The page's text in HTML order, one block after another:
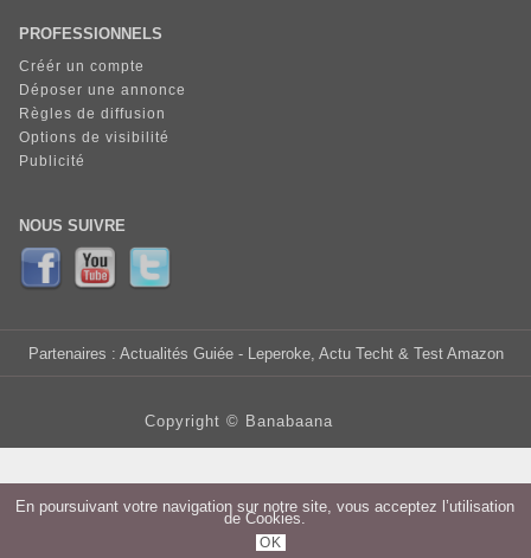
PROFESSIONNELS
Créér un compte
Déposer une annonce
Règles de diffusion
Options de visibilité
Publicité
NOUS SUIVRE
Partenaires : Actualités Guiée- Leperoke, Actu Techt & Test Amazon
Copyright © Banabaana
En poursuivant votre navigation sur notre site, vous acceptez l’utilisation
de Cookies.
OK